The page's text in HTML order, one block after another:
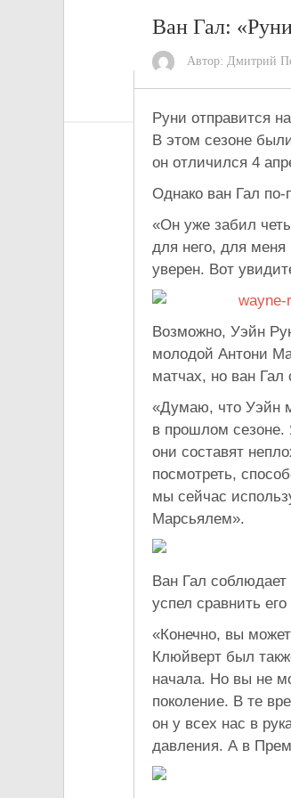
Ван Гал: «Руни
Автор: Дмитрий
Руни отправится на
В этом сезоне
он отличился 4
Однако ван Гал по-
«Он уже забил
для него, для
уверен. Вот
Возможно, Уэйн
молодой Антони
матчах, но ван Гал
«Думаю, что Уэйн
в прошлом сезоне.
они составят
посмотреть,
мы сейчас
Марсьялем».
Ван Гал соблюдает
успел сравнить его
«Конечно, вы
Клюйверт был
начала. Но вы не
поколение. В те
он у всех нас в
давления. А в